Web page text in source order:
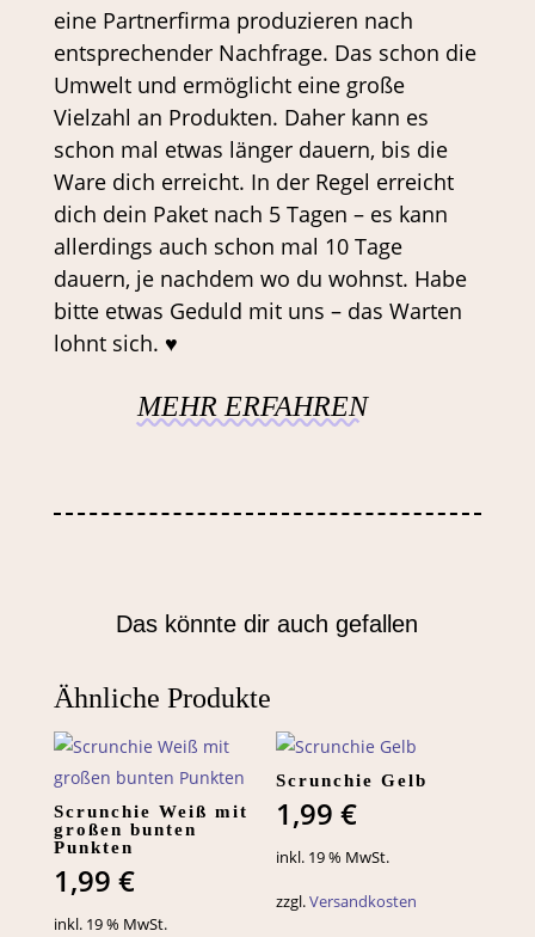
eine Partnerfirma produzieren nach
entsprechender Nachfrage. Das schon die
Umwelt und ermöglicht eine große
Vielzahl an Produkten. Daher kann es
schon mal etwas länger dauern, bis die
Ware dich erreicht. In der Regel erreicht
dich dein Paket nach 5 Tagen – es kann
allerdings auch schon mal 10 Tage
dauern, je nachdem wo du wohnst. Habe
bitte etwas Geduld mit uns – das Warten
lohnt sich. ♥
MEHR ERFAHREN
Das könnte dir auch gefallen
Ähnliche Produkte
Scrunchie Weiß mit
großen bunten
Punkten
1,99 €
inkl. 19 % MwSt.
Scrunchie Gelb
1,99€
inkl. 19 % MwSt.
zzgl.Versandkosten